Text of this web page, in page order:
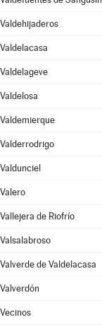
Valdehijaderos
Valdelacasa
Valdelageve
Valdelosa
Valdemierque
Valderrodrigo
Valdunciel
Valero
Vallejera de Riofrío
Valsalabroso
Valverde de Valdelacasa
Valverdón
Vecinos